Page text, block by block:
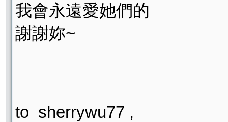
我會永遠愛她們的
謝謝妳~
to sherrywu77 ,